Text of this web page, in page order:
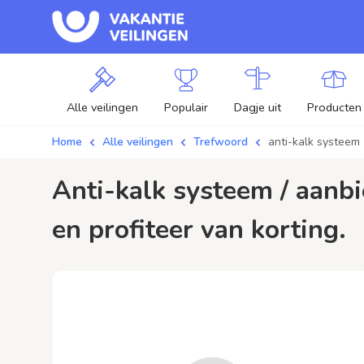
Alle veilingen Populair Dagje uit Producten
Home Alle veilingen Trefwoord anti-kalk systeem
anti-kalk systeem / aanbiedingen - Plaats je bod op anti-kalk systeem veilingen
en profiteer van korting.